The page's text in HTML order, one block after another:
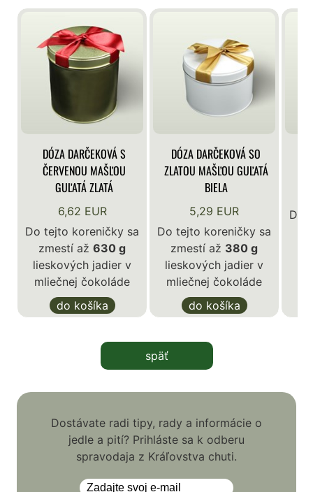
DÓZA DARČEKOVÁ S
ČERVENOU MAŠĽOU
GUĽATÁ ZLATÁ
6,62 EUR
Do tejto koreničky sa
zmestí až630 g
lieskových jadier v
mliečnej čokoláde
do košíka
DÓZA DARČEKOVÁ SO
ZLATOU MAŠĽOU GUĽATÁ
BIELA
5,29 EUR
Do tejto koreničky sa
zmestí až 380 g
lieskových jadier v
mliečnej čokoláde
do košíka
Do
späť
Dostávate radi tipy, rady a informácie o
jedle a pití? Prihláste sa k odberu
spravodaja z Kráľovstva chuti.